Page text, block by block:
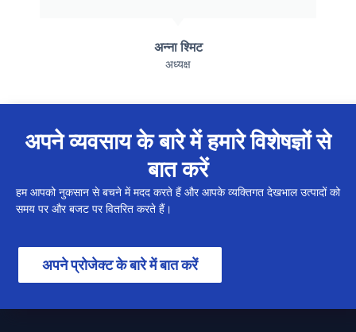
अन्ना श्मिट
अध्यक्ष
अपने व्यवसाय के बारे में हमारे विशेषज्ञों से
बात करें
हम आपको नुकसान से बचने में मदद करते हैं और आपके व्यक्तिगत देखभाल उत्पादों को
समय पर और बजट पर वितरित करते हैं।
अपने प्रोजेक्ट के बारे में बात करें